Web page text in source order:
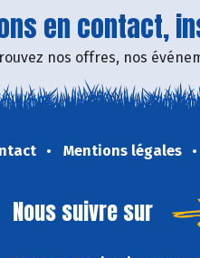
en contact,
nos offres, nos
Mentions légales
Nous suivre sur